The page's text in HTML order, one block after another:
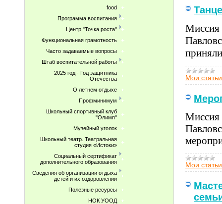
food
Программа воспитания
Центр "Точка роста"
Функциональная грамотность
Часто задаваемые вопросы
Штаб воспитательной работы
2025 год - Год защитника
Отечества
О летнем отдыхе
Профминимум
Школьный спортивный клуб
"Олимп"
Музейный уголок
Школьный театр. Театральная
студия «Истоки»
Социальный сертификат
дополнительного образования
Сведения об организации отдыха
детей и их оздоровлении
Полезные ресурсы
НОК УООД
Миссия
Мои статьи
Миссия
Мои статьи